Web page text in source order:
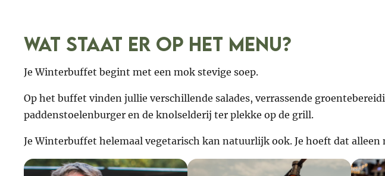
Wat staat er op het menu?
Je Winterbuffet begint met een mok stevige soep.
Op het buffet vinden jullie verschillende salades, verrassende
paddenstoelenburger en de knolselderij ter plekke op de grill.
Je Winterbuffet helemaal vegetarisch kan natuurlijk ook. Je hoeft dat alleen